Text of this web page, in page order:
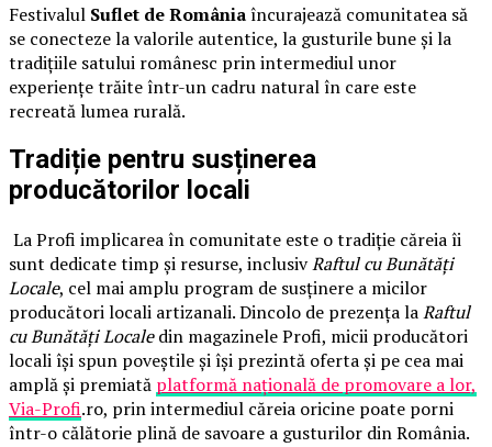
Festivalul Suflet de Româniaîncurajează comunitatea să
se conecteze la valorile autentice, la gusturile bune și la
tradițiile satului românesc prin intermediul unor
experiențe trăite într-un cadru natural în care este
recreată lumea rurală.
Tradiție pentru susținerea
producătorilor locali
La Profi implicarea în comunitate este o tradiție căreia îi
sunt dedicate timp și resurse, inclusivRaftul cu Bunătăți
Locale, cel mai amplu program de susținere a micilor
producători locali artizanali. Dincolo de prezența laRaftul
cu Bunătăți Localedin magazinele Profi, micii producători
locali își spun poveștile și își prezintă oferta și pe cea mai
amplă și premiată platformă națională de promovare a lor,
Via-Profi.ro, prin intermediul căreia oricine poate porni
într-o călătorie plină de savoare a gusturilor din România.